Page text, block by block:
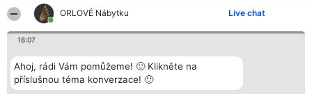
ORLOVÉ Nábytku Live chat
18:07
Ahoj, rádi Vám pomůžeme! 🙂 Klikněte na
příslušnou téma konverzace! 🙂